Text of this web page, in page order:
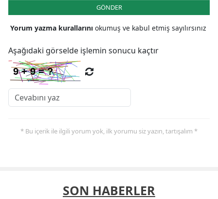
GÖNDER
Yorum yazma kurallarını okumuş ve kabul etmiş sayılırsınız
Aşağıdaki görselde işlemin sonucu kaçtır
* Bu içerik ile ilgili yorum yok, ilk yorumu siz yazın, tartışalım *
SON HABERLER